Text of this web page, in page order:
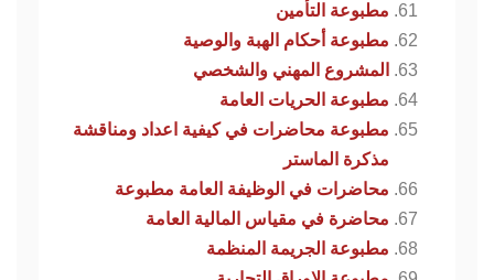
مطبوعة التأمين
مطبوعة أحكام الهبة والوصية
المشروع المهني والشخصي
مطبوعة الحريات العامة
مطبوعة محاضرات في كيفية اعداد ومناقشة
مذكرة الماستر
محاضرات في الوظيفة العامة مطبوعة
محاضرة في مقياس المالية العامة
مطبوعة الجريمة المنظمة